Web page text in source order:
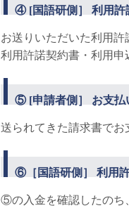
④ [国語研側］ 利用許
お送りいただいた利用
利用許諾契約書・利用申
⑤ [申請者側］ お支払
送られてきた請求書でお
⑥［国語研側］ 利用
⑤の入金を確認したのち